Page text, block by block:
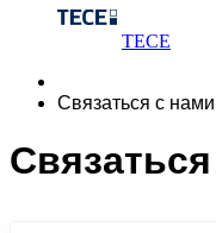
TECE
Связаться с нами